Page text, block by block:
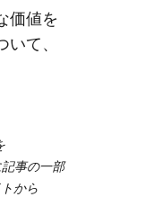
価値を​
て、​
事の​一部​
から​